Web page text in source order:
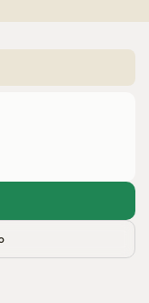
Запчасти для